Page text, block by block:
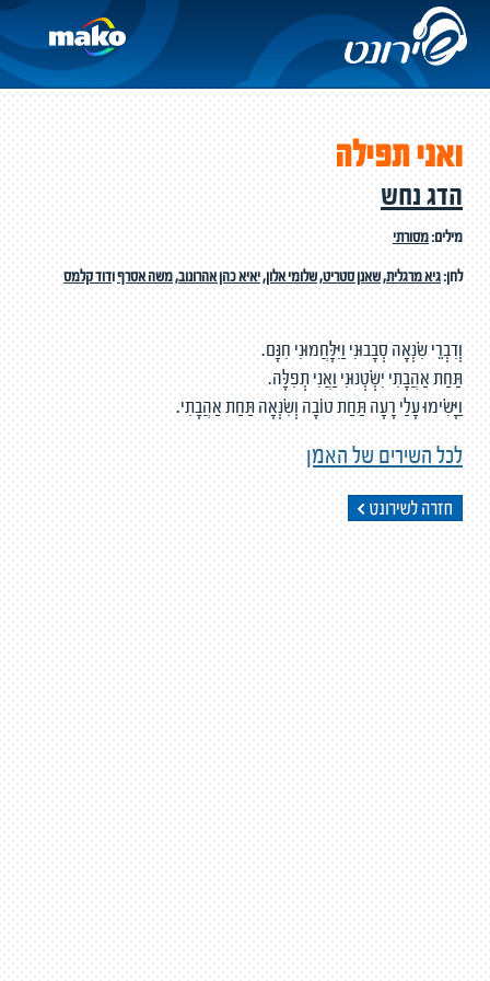
ואני תפילה
הדג נחש
מילים:מסורתי
לחן:גיא מרגלית,שאנן סטריט,שלומי אלון,יאיא כהן אהרונוב,משה אסרףודוד קלמס
וְדִבְרֵי שִׂנְאָה סְבָבוּנִי וַיִּלָּחֲמוּנִי חִנָּם.
תַּחַת אַהֲבָתִי יִשְׂטְנוּנִי וַאֲנִי תְפִלָּה.
וַיָּשִׂימוּ עָלַי רָעָה תַּחַת טוֹבָה וְשִׂנְאָה תַּחַת אַהֲבָתִי.
לכל השירים של האמן